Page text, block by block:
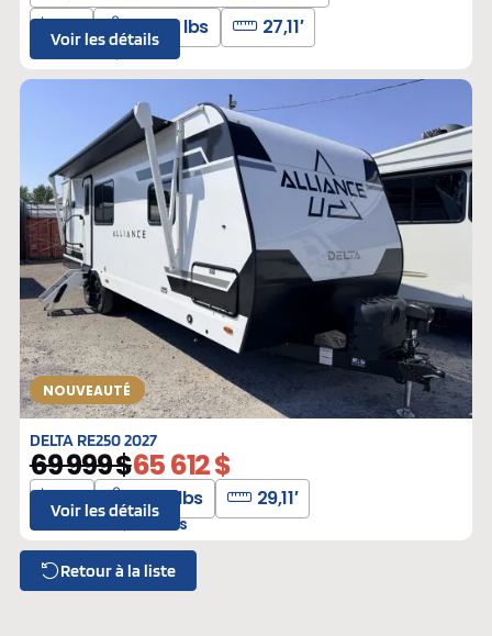
6 5600 lbs 27,11′
L-310174 Neufs
Voir les détails
NOUVEAUTÉ
DELTA RE250 2027
69 999 $65 612 $
4 6175 lbs 29,11′
L-309956 Neufs
Voir les détails
Retour à la liste